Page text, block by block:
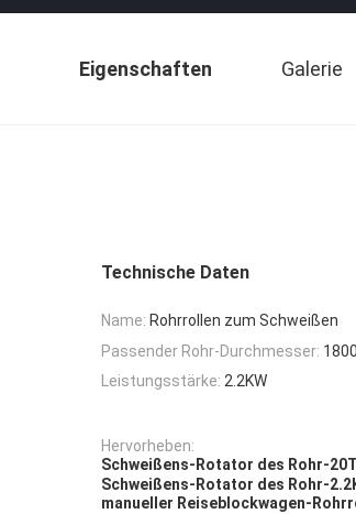
Eigenschaften Galerie
Technische Daten
Name: Rohrrollen zum Schweißen
Passender Rohr-Durchmesser:
Leistungsstärke: 2.2KW
Hervorheben:
Schweißens-Rotator des Rohr-20T
Schweißens-Rotator des Rohr-
manueller Reiseblockwagen-